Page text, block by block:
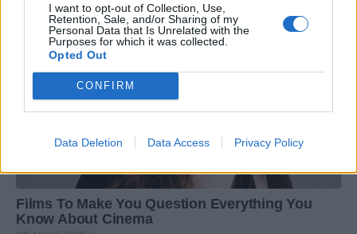
I want to opt-out of Collection, Use,
Retention, Sale, and/or Sharing of my
Personal Data that Is Unrelated with the
Purposes for which it was collected.
Opted Out
CONFIRM
Data Deletion Data Access Privacy Policy